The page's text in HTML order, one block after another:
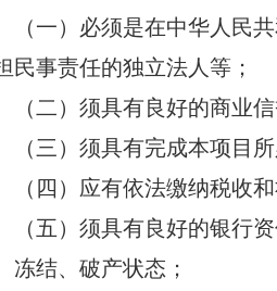
（一）必须是在中华人民
民事责任的独立法人等；
（二）须具有良好的商业
（三）须具有完成本项目
（四）应有依法缴纳税收
（五）须具有良好的银行
冻结、破产状态；